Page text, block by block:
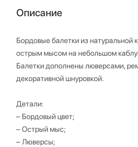
Описание
Бордовые балетки из натуральной
острым мысом на небольшом
Балетки дополнены люверсами,
декоративной шнуровкой.
Детали:
– Бордовый цвет;
– Острый мыс;
– Люверсы;